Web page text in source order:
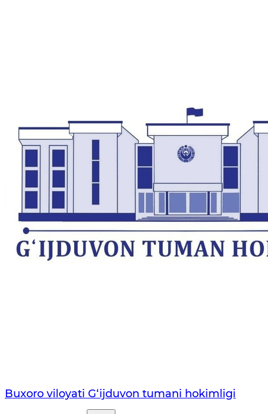
Buxoro viloyati G‘ijduvon tumani hokimligi